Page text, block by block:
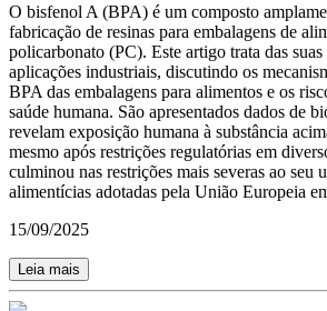
O bisfenol A (BPA) é um composto
fabricação de resinas para embalagens de
policarbonato (PC). Este artigo trata das
aplicações industriais, discutindo os
BPA das embalagens para alimentos e os
saúde humana. São apresentados dados de
revelam exposição humana à substância
mesmo após restrições regulatórias em
culminou nas restrições mais severas ao seu
alimentícias adotadas pela União Europeia
15/09/2025
Leia mais